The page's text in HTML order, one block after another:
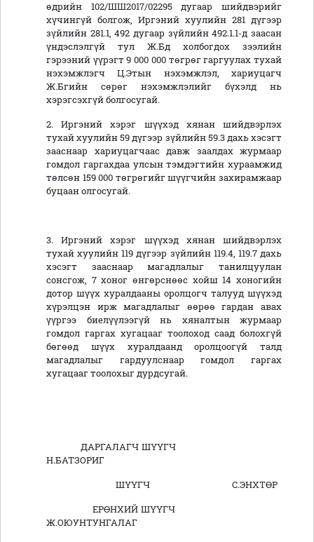
өдрийн 102/ШШ2017/02295 дугаар шийдвэрийг
хүчингүй болгож, Иргэний хуулийн 281 дүгээр
зүйлийн 281.1, 492 дугаар зүйлийн 492.1.1-д заасан
үндэслэлгүй тул Ж.Бд холбогдох зээлийн
гэрээний үүрэгт 9 000 000 төгрөг гаргуулах тухай
нэхэмжлэгч Ц.Этын нэхэмжлэл, хариуцагч
Ж.Бгийн сөрөг нэхэмжлэлийг бүхэлд нь
хэрэгсэхгүй болгосугай.
2. Иргэний хэрэг шүүхэд хянан шийдвэрлэх
тухай хуулийн 59 дүгээр зүйлийн 59.3 дахь хэсэгт
зааснаар хариуцагчаас давж заалдах журмаар
гомдол гаргахдаа улсын тэмдэгтийн хураамжид
төлсөн 159 000 төгрөгийг шүүгчийн захирамжаар
буцаан олгосугай.
3. Иргэний хэрэг шүүхэд хянан шийдвэрлэх
тухай хуулийн 119 дүгээр зүйлийн 119.4, 119.7 дахь
хэсэгт зааснаар магадлалыг танилцуулан
сонсгож, 7 хоног өнгөрснөөс хойш 14 хоногийн
дотор шүүх хуралдааны оролцогч талууд шүүхэд
хүрэлцэн ирж магадлалыг өөрөө гардан авах
үүргээ биелүүлээгүй нь хяналтын журмаар
гомдол гаргах хугацааг тоолоход саад болохгүй
бөгөөд шүүх хуралдаанд оролцоогүй талд
магадлалыг гардуулснаар гомдол гаргах
хугацааг тоолохыг дурдсугай.
ДАРГАЛАГЧ ШҮҮГЧ
Н.БАТЗОРИГ
ШҮҮГЧ С.ЭНХТӨР
ЕРӨНХИЙ ШҮҮГЧ
Ж.ОЮУНТУНГАЛАГ